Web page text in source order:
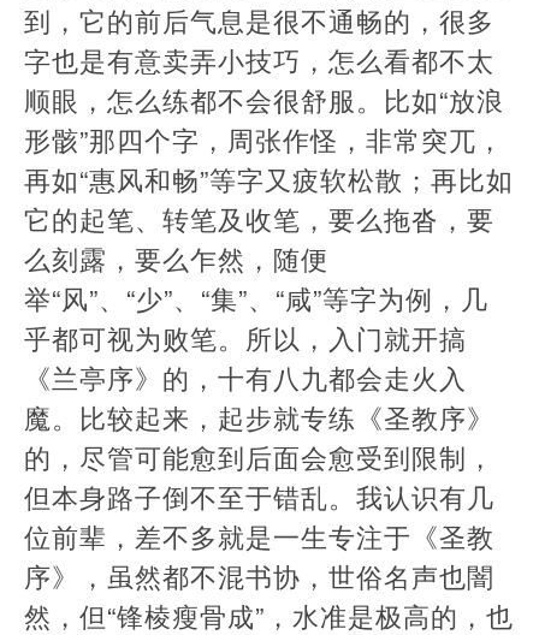
到，它的前后气息是很不通畅的，很多
字也是有意卖弄小技巧，怎么看都不太
顺眼，怎么练都不会很舒服。比如“放浪
形骸”那四个字，周张作怪，非常突兀，
再如“惠风和畅”等字又疲软松散；再比如
它的起笔、转笔及收笔，要么拖沓，要
么刻露，要么乍然，随便
举“风”、“少”、“集”、“咸”等字为例，几
乎都可视为败笔。所以，入门就开搞
《兰亭序》的，十有八九都会走火入
魔。比较起来，起步就专练《圣教序》
的，尽管可能愈到后面会愈受到限制，
但本身路子倒不至于错乱。我认识有几
位前辈，差不多就是一生专注于《圣教
序》，虽然都不混书协，世俗名声也闇
然，但“锋棱瘦骨成”，水准是极高的，也